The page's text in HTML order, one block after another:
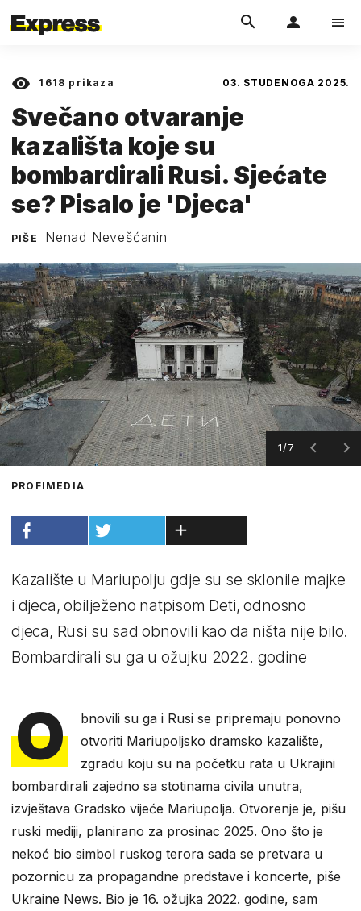
1618 prikaza 03. STUDENOGA 2025.
Svečano otvaranje
kazališta koje su
bombardirali Rusi. Sjećate
se? Pisalo je 'Djeca'
PIŠE Nenad Nevešćanin
1/7
PROFIMEDIA
Kazalište u Mariupolju gdje su se sklonile majke
i djeca, obilježeno natpisom Deti, odnosno
djeca, Rusi su sad obnovili kao da ništa nije bilo.
Bombardirali su ga u ožujku 2022. godine
O
bnovili su ga i Rusi se pripremaju ponovno
otvoriti Mariupoljsko dramsko kazalište,
zgradu koju su na početku rata u Ukrajini
bombardirali zajedno sa stotinama civila unutra,
izvještava Gradsko vijeće Mariupolja. Otvorenje je, pišu
ruski mediji, planirano za prosinac 2025. Ono što je
nekoć bio simbol ruskog terora sada se pretvara u
pozornicu za propagandne predstave i koncerte, piše
Ukraine News. Bio je 16. ožujka 2022. godine, sam